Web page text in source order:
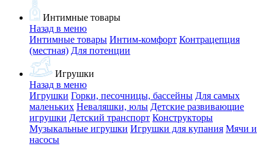
Интимные товары
Назад в меню
Интимные товары Интим-комфорт Контрацепция
(местная) Для потенции
Игрушки
Назад в меню
Игрушки Горки, песочницы, бассейны Для самых
маленьких Неваляшки, юлы Детские развивающие
игрушки Детский транспорт Конструкторы
Музыкальные игрушки Игрушки для купания Мячи и
насосы